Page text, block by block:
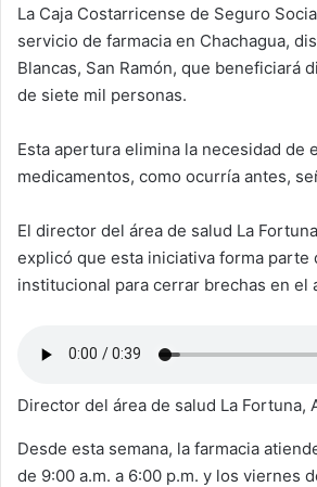
La Caja Costarricense de Seguro
servicio de farmacia en Chachagua,
Blancas, San Ramón, que beneficiará
de siete mil personas.
Esta apertura elimina la necesidad de
medicamentos, como ocurría antes,
El director del área de salud La
explicó que esta iniciativa forma parte
institucional para cerrar brechas en el
Director del área de salud La Fortuna,
Desde esta semana, la farmacia
de 9:00 a.m. a 6:00 p.m. y los viernes